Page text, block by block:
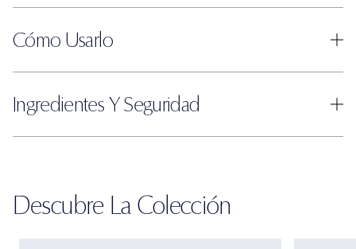
Cómo Usarlo
Ingredientes Y Seguridad
Descubre La Colección